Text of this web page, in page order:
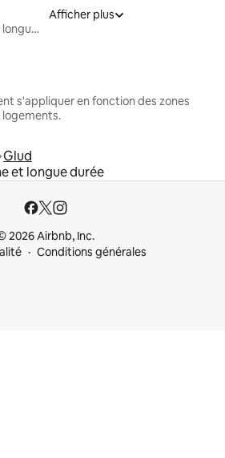
Locations moyenne et longue durée
Afficher plus
s'appliquer en fonction des zones
Glud
et longue durée
2026 Airbnb, Inc.
Conditions générales